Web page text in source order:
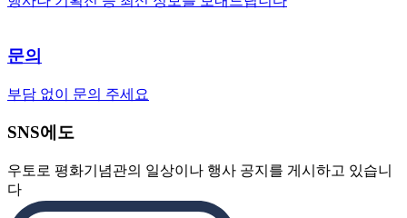
문의
부담 없이 문의 주세요
SNS에도
우토로 평화기념관의 일상이나 행사 공지를 게시하고 있습니
다